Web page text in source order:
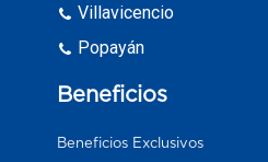
Villavicencio
Popayán
Beneficios
Beneficios Exclusivos